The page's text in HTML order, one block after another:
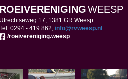
ROEIVERENIGINGWEESP
Utrechtseweg 17, 1381 GR Weesp
Tel. 0294 - 419 862, ofni@rvweesp.nl
/roeivereniging.weesp